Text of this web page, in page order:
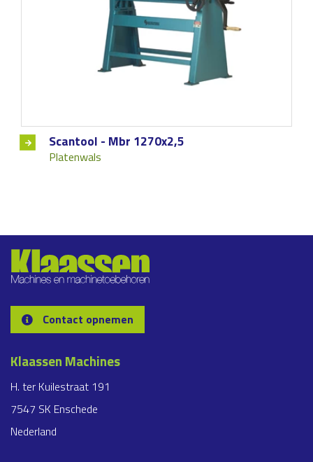
Scantool - Mbr 1270x2,5
Platenwals
Contact opnemen
Klaassen Machines
H. ter Kuilestraat 191
7547 SK Enschede
Nederland